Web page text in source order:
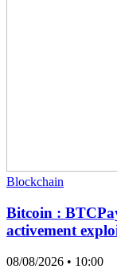
Blockchain
Bitcoin :
activement
08/08/2026 • 10:00